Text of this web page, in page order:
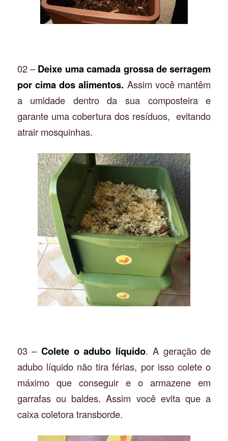
02 –Deixe uma camada grossa de serragem
por cima dos alimentos. Assim você mantêm
a umidade dentro da sua composteira e
garante uma cobertura dos resíduos, evitando
atrair mosquinhas.
03 –Colete o adubo líquido. A geração de
adubo líquido não tira férias, por isso colete o
máximo que conseguir e o armazene em
garrafas ou baldes. Assim você evita que a
caixa coletora transborde.